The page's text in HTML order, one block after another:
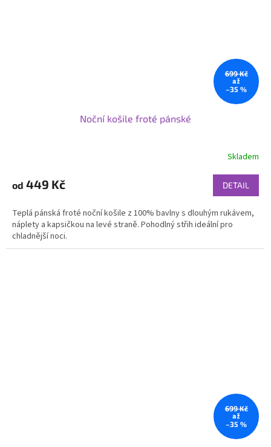
699 Kč
až
–35 %
Noční košile froté pánské
Skladem
od 449 Kč DETAIL
Teplá pánská froté noční košile z 100% bavlny s dlouhým rukávem,
náplety a kapsičkou na levé straně. Pohodlný střih ideální pro
chladnější noci.
699 Kč
až
–35 %